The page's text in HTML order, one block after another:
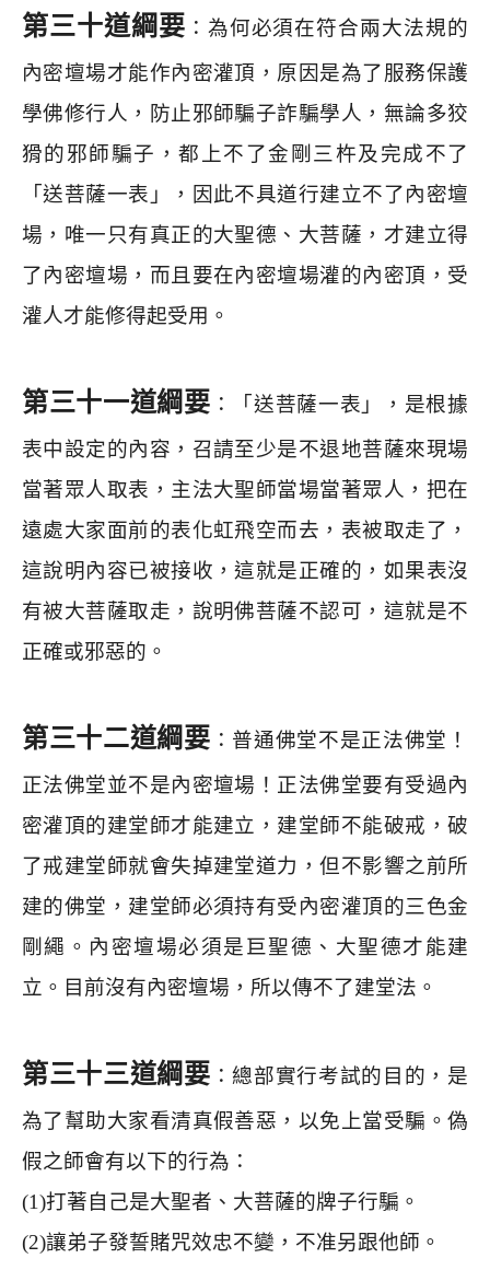
第三十道綱要 ：為何必須在符合兩大法規的
內密壇場才能作內密灌頂，原因是為了服務保護
學佛修行人，防止邪師騙子詐騙學人，無論多狡
猾的邪師騙子，都上不了金剛三杵及完成不了
「送菩薩一表」，因此不具道行建立不了內密壇
場，唯一只有真正的大聖德、大菩薩，才建立得
了內密壇場，而且要在內密壇場灌的內密頂，受
灌人才能修得起受用。
第三十一道綱要 ：「送菩薩一表」，是根據
表中設定的內容，召請至少是不退地菩薩來現場
當著眾人取表，主法大聖師當場當著眾人，把在
遠處大家面前的表化虹飛空而去，表被取走了，
這說明內容已被接收，這就是正確的，如果表沒
有被大菩薩取走，說明佛菩薩不認可，這就是不
正確或邪惡的。
第三十二道綱要 ：普通佛堂不是正法佛堂！
正法佛堂並不是內密壇場！正法佛堂要有受過內
密灌頂的建堂師才能建立，建堂師不能破戒，破
了戒建堂師就會失掉建堂道力，但不影響之前所
建的佛堂，建堂師必須持有受內密灌頂的三色金
剛繩。內密壇場必須是巨聖德、大聖德才能建
立。目前沒有內密壇場，所以傳不了建堂法。
第三十三道綱要 ：總部實行考試的目的，是
為了幫助大家看清真假善惡，以免上當受騙。偽
假之師會有以下的行為：
(1)打著自己是大聖者、大菩薩的牌子行騙。
(2)讓弟子發誓賭咒效忠不變，不准另跟他師。